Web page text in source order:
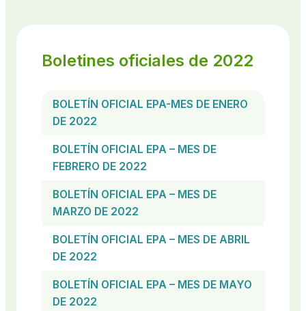
Boletines oficiales de 2022
BOLETÍN OFICIAL EPA-MES DE ENERO
DE 2022
BOLETÍN OFICIAL EPA – MES DE
FEBRERO DE 2022
BOLETÍN OFICIAL EPA – MES DE
MARZO DE 2022
BOLETÍN OFICIAL EPA – MES DE ABRIL
DE 2022
BOLETÍN OFICIAL EPA – MES DE MAYO
DE 2022